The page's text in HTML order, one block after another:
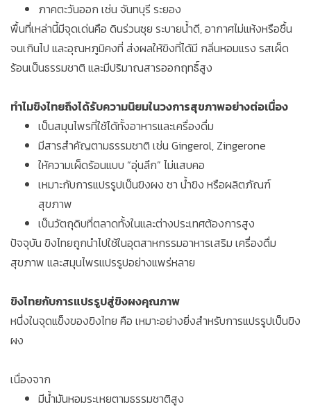
ภาคตะวันออก เช่น จันทบุรี ระยอง
พื้นที่เหล่านี้มีจุดเด่นคือ ดินร่วนซุย ระบายน้ำดี, อากาศไม่แห้งหรือชื้น
จนเกินไป และอุณหภูมิคงที่ ส่งผลให้ขิงที่ได้มี กลิ่นหอมแรง รสเผ็ด
ร้อนเป็นธรรมชาติ และมีปริมาณสารออกฤทธิ์สูง
ทำไมขิงไทยถึงได้รับความนิยมในวงการสุขภาพอย่างต่อเนื่อง
เป็นสมุนไพรที่ใช้ได้ทั้งอาหารและเครื่องดื่ม
มีสารสำคัญตามธรรมชาติ เช่น Gingerol, Zingerone
ให้ความเผ็ดร้อนแบบ “อุ่นลึก” ไม่แสบคอ
เหมาะกับการแปรรูปเป็นขิงผง ชา น้ำขิง หรือผลิตภัณฑ์
สุขภาพ
เป็นวัตถุดิบที่ตลาดทั้งในและต่างประเทศต้องการสูง
ปัจจุบัน ขิงไทยถูกนำไปใช้ในอุตสาหกรรมอาหารเสริม เครื่องดื่ม
สุขภาพ และสมุนไพรแปรรูปอย่างแพร่หลาย
ขิงไทยกับการแปรรูปสู่ขิงผงคุณภาพ
หนึ่งในจุดแข็งของขิงไทย คือ เหมาะอย่างยิ่งสำหรับการแปรรูปเป็นขิง
ผง
เนื่องจาก
มีน้ำมันหอมระเหยตามธรรมชาติสูง